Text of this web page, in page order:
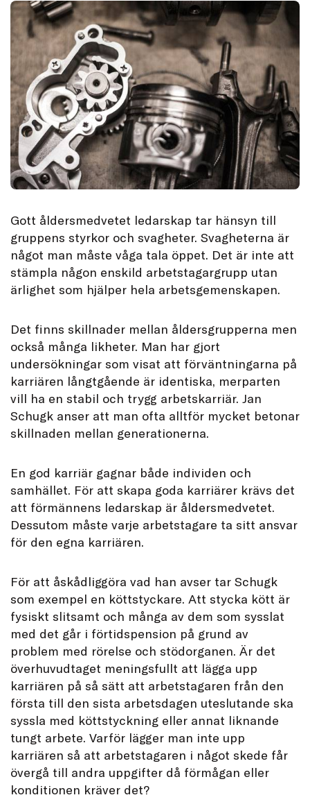
Gott åldersmedvetet ledarskap tar hänsyn till
gruppens styrkor och svagheter. Svagheterna är
något man måste våga tala öppet. Det är inte att
stämpla någon enskild arbetstagargrupp utan
ärlighet som hjälper hela arbetsgemenskapen.
Det finns skillnader mellan åldersgrupperna men
också många likheter. Man har gjort
undersökningar som visat att förväntningarna på
karriären långtgående är identiska, merparten
vill ha en stabil och trygg arbetskarriär. Jan
Schugk anser att man ofta alltför mycket betonar
skillnaden mellan generationerna.
En god karriär gagnar både individen och
samhället. För att skapa goda karriärer krävs det
att förmännens ledarskap är åldersmedvetet.
Dessutom måste varje arbetstagare ta sitt ansvar
för den egna karriären.
För att åskådliggöra vad han avser tar Schugk
som exempel en köttstyckare. Att stycka kött är
fysiskt slitsamt och många av dem som sysslat
med det går i förtidspension på grund av
problem med rörelse och stödorganen. Är det
överhuvudtaget meningsfullt att lägga upp
karriären på så sätt att arbetstagaren från den
första till den sista arbetsdagen uteslutande ska
syssla med köttstyckning eller annat liknande
tungt arbete. Varför lägger man inte upp
karriären så att arbetstagaren i något skede får
övergå till andra uppgifter då förmågan eller
konditionen kräver det?